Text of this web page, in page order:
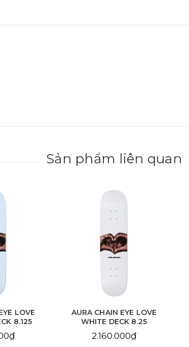
Sản phẩm liên quan
LOVE
8.125
AURA CHAIN EYE LOVE
WHITE DECK 8.25
2.160.000₫